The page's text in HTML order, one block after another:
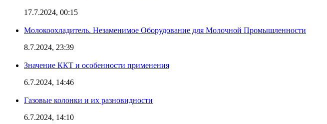
17.7.2024, 00:15
Молокоохладитель. Незаменимое Оборудование для Молочной Промышленности
8.7.2024, 23:39
Значение ККТ и особенности применения
6.7.2024, 14:46
Газовые колонки и их разновидности
6.7.2024, 14:10